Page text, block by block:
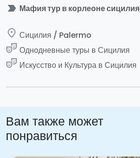
label_important Мафия тур в корлеоне сицилия
place Сицилия / Palermo
theater_comedy Однодневные туры в Сицилия
theater_comedy Искусство и Культура в Сицилия
Вам также может
понравиться